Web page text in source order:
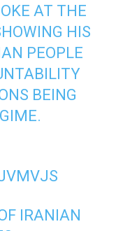
AT THE
HIS
PEOPLE
BEING
IRANIAN